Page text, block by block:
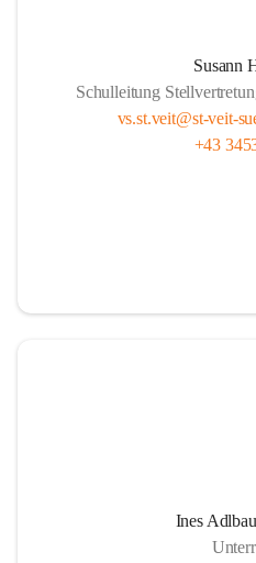
Susann
Schulleitung
vs.st.veit@st-veit-
+43
Ines